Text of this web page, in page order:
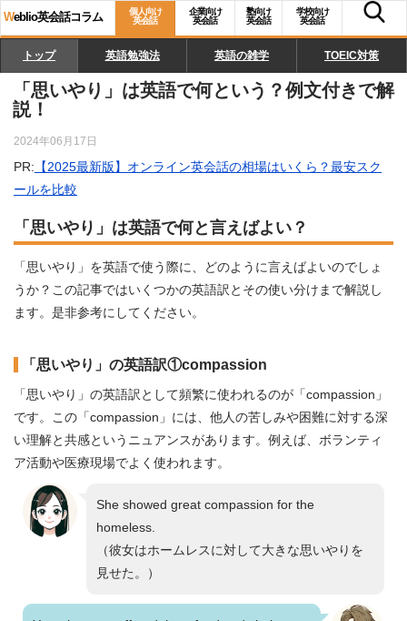
Weblio英会話コラム
個人向け
英会話
企業向け
英会話
塾向け
英会話
学校向け
英会話
トップ 英語勉強法 英語の雑学 TOEIC対策
「思いやり」は英語で何という？例文付きで解
説！
2024年06月17日
PR: 【2025最新版】オンライン英会話の相場はいくら？最安スク
ールを比較
「思いやり」は英語で何と言えばよい？
「思いやり」を英語で使う際に、どのように言えばよいのでしょ
うか？この記事ではいくつかの英語訳とその使い分けまで解説し
ます。是非参考にしてください。
「思いやり」の英語訳①compassion
「思いやり」の英語訳として頻繁に使われるのが「compassion」
です。この「compassion」には、他人の苦しみや困難に対する深
い理解と共感というニュアンスがあります。例えば、ボランティ
ア活動や医療現場でよく使われます。
She showed great compassion for the
homeless.
（彼女はホームレスに対して大きな思いやりを
見せた。）